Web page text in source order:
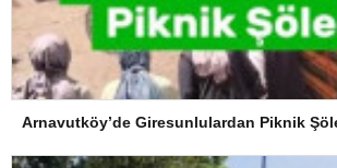
Arnavutköy’de Giresunlulardan Piknik